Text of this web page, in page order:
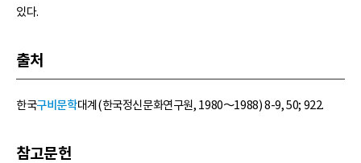
있다.
출처
한국구비문학대계(한국정신문화연구원, 1980～1988) 8-9, 50; 922.
참고문헌